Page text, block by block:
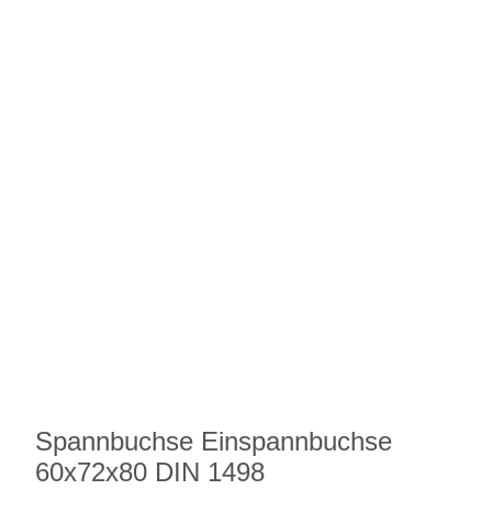
Spannbuchse Einspannbuchse
60x72x80 DIN 1498